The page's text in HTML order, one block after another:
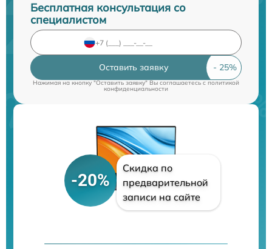
Бесплатная консультация со
специалистом
Оставить заявку
Нажимая на кнопку "Оставить заявку" Вы соглашаетесь cполитикой
конфиденциальности
-20%
Скидка по
предварительной
записи на сайте